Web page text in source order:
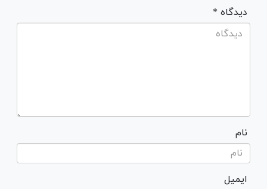
* دیدگاه
نام
ایمیل